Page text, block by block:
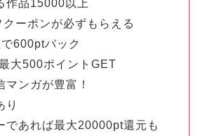
作品15000以上
ーポンが必ずもらえる
600ptバック
大500ポイントGET
マンガが豊富！
り
であれば最大20000pt還元も